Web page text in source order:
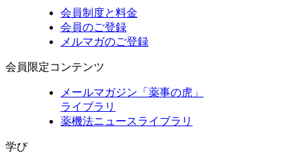
会員制度と料金
会員のご登録
メルマガのご登録
会員限定コンテンツ
メールマガジン「薬事の虎」
ライブラリ
薬機法ニュースライブラリ
学び